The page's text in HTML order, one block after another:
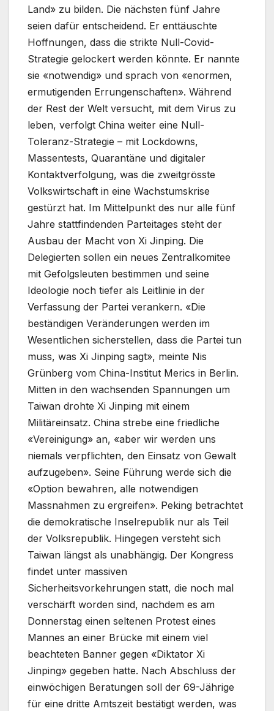
Land» zu bilden. Die nächsten fünf Jahre
seien dafür entscheidend. Er enttäuschte
Hoffnungen, dass die strikte Null-Covid-
Strategie gelockert werden könnte. Er nannte
sie «notwendig» und sprach von «enormen,
ermutigenden Errungenschaften». Während
der Rest der Welt versucht, mit dem Virus zu
leben, verfolgt China weiter eine Null-
Toleranz-Strategie – mit Lockdowns,
Massentests, Quarantäne und digitaler
Kontaktverfolgung, was die zweitgrösste
Volkswirtschaft in eine Wachstumskrise
gestürzt hat. Im Mittelpunkt des nur alle fünf
Jahre stattfindenden Parteitages steht der
Ausbau der Macht von Xi Jinping. Die
Delegierten sollen ein neues Zentralkomitee
mit Gefolgsleuten bestimmen und seine
Ideologie noch tiefer als Leitlinie in der
Verfassung der Partei verankern. «Die
beständigen Veränderungen werden im
Wesentlichen sicherstellen, dass die Partei tun
muss, was Xi Jinping sagt», meinte Nis
Grünberg vom China-Institut Merics in Berlin.
Mitten in den wachsenden Spannungen um
Taiwan drohte Xi Jinping mit einem
Militäreinsatz. China strebe eine friedliche
«Vereinigung» an, «aber wir werden uns
niemals verpflichten, den Einsatz von Gewalt
aufzugeben». Seine Führung werde sich die
«Option bewahren, alle notwendigen
Massnahmen zu ergreifen». Peking betrachtet
die demokratische Inselrepublik nur als Teil
der Volksrepublik. Hingegen versteht sich
Taiwan längst als unabhängig. Der Kongress
findet unter massiven
Sicherheitsvorkehrungen statt, die noch mal
verschärft worden sind, nachdem es am
Donnerstag einen seltenen Protest eines
Mannes an einer Brücke mit einem viel
beachteten Banner gegen «Diktator Xi
Jinping» gegeben hatte. Nach Abschluss der
einwöchigen Beratungen soll der 69-Jährige
für eine dritte Amtszeit bestätigt werden, was